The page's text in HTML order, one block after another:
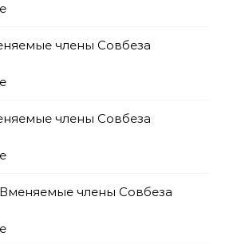
члены Совбеза
члены Совбеза
Вменяемые члены Совбеза